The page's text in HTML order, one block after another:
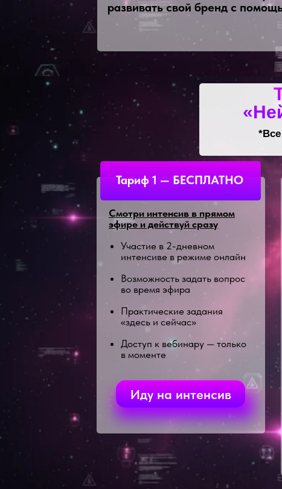
развивать свой бренд с
Смотри интенсив в прямом
эфире и действуй сразу
Участие в 2-дневном
интенсиве в режиме онлайн
Возможность задать вопрос
во время эфира
Практические задания
«здесь и сейчас»
Доступ к вебинару — только
в моменте
Тариф 1 — БЕСПЛАТНО
Иду на интенсив